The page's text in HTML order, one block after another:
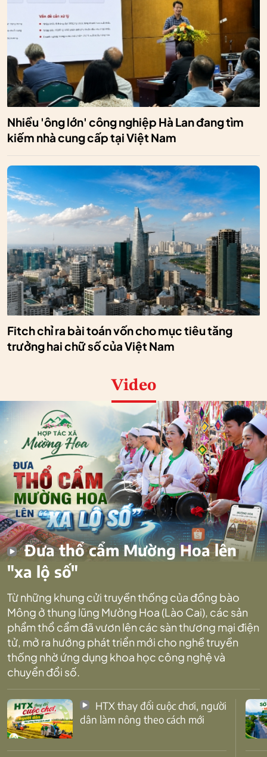
Nhiều 'ông lớn' công nghiệp Hà Lan đang tìm
kiếm nhà cung cấp tại Việt Nam
Fitch chỉ ra bài toán vốn cho mục tiêu tăng
trưởng hai chữ số của Việt Nam
Video
Đưa thổ cẩm Mường Hoa lên
"xa lộ số"
Từ những khung cửi truyền thống của đồng bào
Mông ở thung lũng Mường Hoa (Lào Cai), các sản
phẩm thổ cẩm đã vươn lên các sàn thương mại điện
tử, mở ra hướng phát triển mới cho nghề truyền
thống nhờ ứng dụng khoa học công nghệ và
chuyển đổi số.
dân làm nông theo cách mới